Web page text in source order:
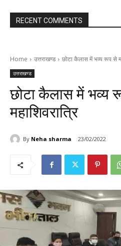
RECENT COMMENTS